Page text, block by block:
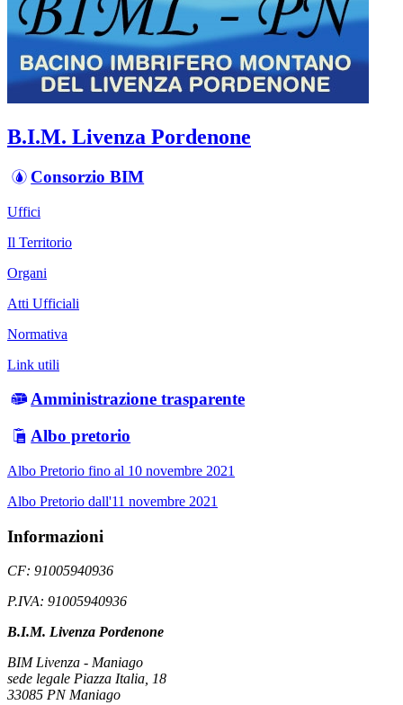
B.I.M. Livenza Pordenone
Consorzio BIM
Uffici
Il Territorio
Organi
Atti Ufficiali
Normativa
Link utili
Amministrazione trasparente
Albo pretorio
Albo Pretorio fino al 10 novembre 2021
Albo Pretorio dall'11 novembre 2021
Informazioni
CF: 91005940936
P.IVA: 91005940936
B.I.M. Livenza Pordenone
BIM Livenza - Maniago
sede legale Piazza Italia, 18
33085 PN Maniago